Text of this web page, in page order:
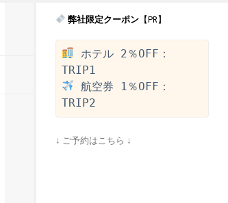
弊社限定クーポン【PR】
ホテル 2％OFF：
航空券 1％OFF：
↓ ご予約はこちら ↓